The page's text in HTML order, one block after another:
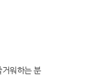
워하는 분